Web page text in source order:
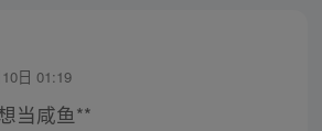
日 01:19
当咸鱼**